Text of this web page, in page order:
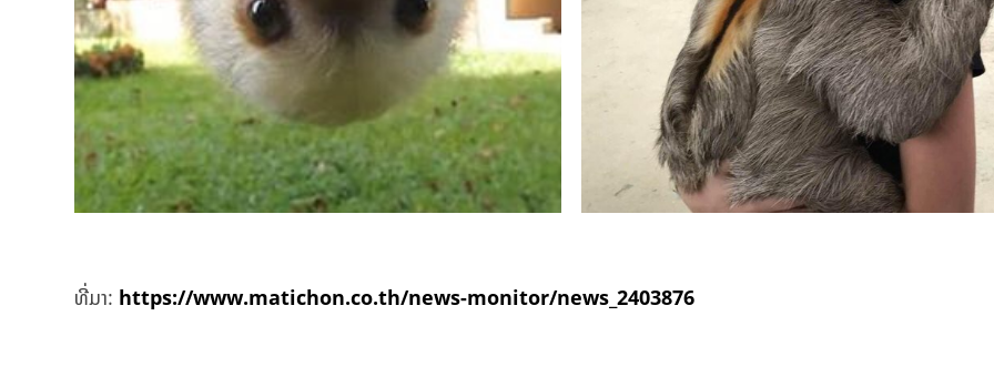
ທີ່ມາ: https://www.matichon.co.th/news-monitor/news_2403876